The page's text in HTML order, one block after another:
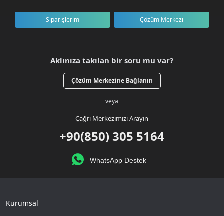
Siparişlerim Çözüm Merkezi
Aklınıza takılan bir soru mu var?
Çözüm Merkezine Bağlanın
veya
Çağrı Merkezimizi Arayın
+90(850) 305 5164
WhatsApp Destek
Kurumsal